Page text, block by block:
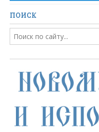
ПОИСК